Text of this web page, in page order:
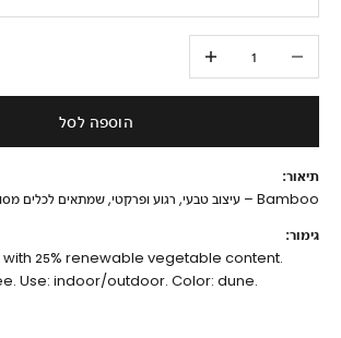
הגדלת הכמות
הוספה לסל
תיאור:
Bamboo – עיצוב טבעי, רגוע ופרקטי, שמתאים לכלים מסורתיים וגם מודרניים.
גימור:
25% renewable vegetable content.
Use: indoor/outdoor. Color: dune.